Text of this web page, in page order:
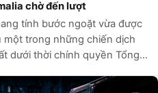
chờ đến lượt
tính bước ngoặt vừa được
một trong những chiến dịch
dưới thời chính quyền Tổng